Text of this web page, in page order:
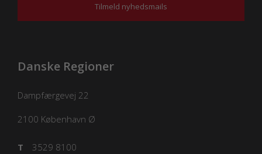
Tilmeld nyhedsmails
Danske Regioner
Dampfærgevej 22
2100 København Ø
3529 8100
T